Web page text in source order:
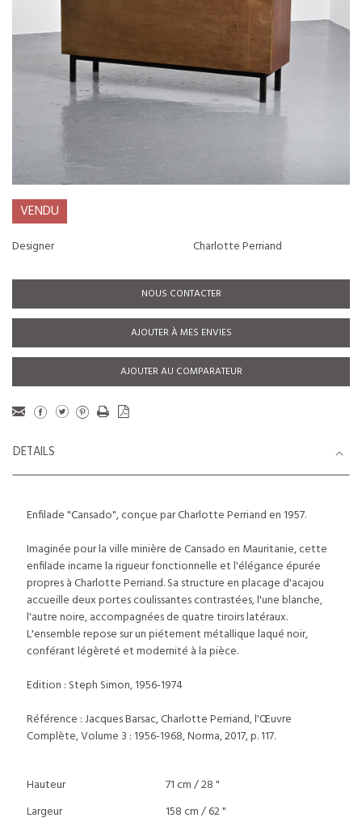
VENDU
Designer Charlotte Perriand
NOUS CONTACTER
AJOUTER À MES ENVIES
AJOUTER AU COMPARATEUR
DETAILS
Enfilade "Cansado", conçue par Charlotte Perriand en 1957.
Imaginée pour la ville minière de Cansado en Mauritanie, cette
enfilade incarne la rigueur fonctionnelle et l'élégance épurée
propres à Charlotte Perriand. Sa structure en placage d'acajou
accueille deux portes coulissantes contrastées, l'une blanche,
l'autre noire, accompagnées de quatre tiroirs latéraux.
L'ensemble repose sur un piétement métallique laqué noir,
conférant légèreté et modernité à la pièce.
Edition : Steph Simon, 1956-1974
Référence : Jacques Barsac, Charlotte Perriand, l'Œuvre
Complète, Volume 3 : 1956-1968, Norma, 2017, p. 117.
Hauteur
71 cm / 28 "
Largeur
158 cm / 62 "